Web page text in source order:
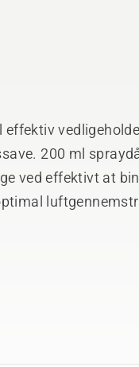
200 ml
ved effektivt at